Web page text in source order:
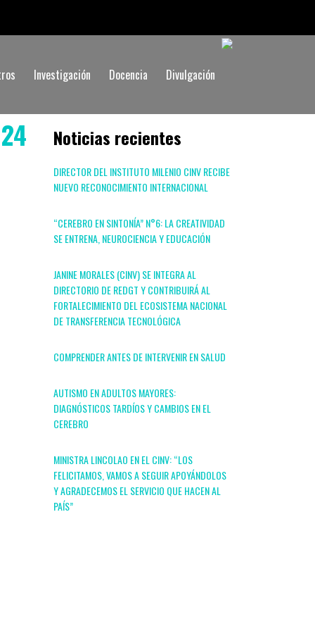
Investigación Docencia Divulgación
Noticias recientes
DIRECTOR DEL INSTITUTO MILENIO CINV RECIBE
NUEVO RECONOCIMIENTO INTERNACIONAL
“CEREBRO EN SINTONÍA” N°6: LA CREATIVIDAD
SE ENTRENA, NEUROCIENCIA Y EDUCACIÓN
JANINE MORALES (CINV) SE INTEGRA AL
DIRECTORIO DE REDGT Y CONTRIBUIRÁ AL
FORTALECIMIENTO DEL ECOSISTEMA NACIONAL
DE TRANSFERENCIA TECNOLÓGICA
COMPRENDER ANTES DE INTERVENIR EN SALUD
AUTISMO EN ADULTOS MAYORES:
DIAGNÓSTICOS TARDÍOS Y CAMBIOS EN EL
CEREBRO
MINISTRA LINCOLAO EN EL CINV: “LOS
FELICITAMOS, VAMOS A SEGUIR APOYÁNDOLOS
Y AGRADECEMOS EL SERVICIO QUE HACEN AL
PAÍS”